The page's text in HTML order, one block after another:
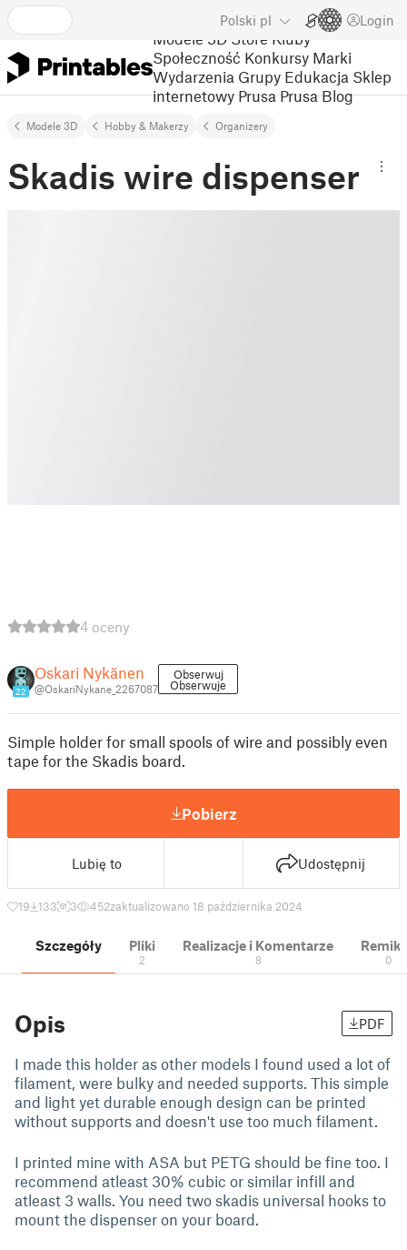
Polski pl Login
Modele 3D Store Kluby
Społeczność Konkursy Marki
Wydarzenia Grupy Edukacja Sklep
internetowy Prusa Prusa Blog
Modele 3D Hobby & Makerzy Organizery
Skadis wire dispenser
4 oceny
22
Oskari Nykänen
@OskariNykane_2267087
Obserwuj
Obserwuje
Simple holder for small spools of wire and possibly even
tape for the Skadis board.
Pobierz
Lubię to Udostępnij
19 133 3 452zaktualizowano 18 października 2024
Szczegóły Pliki
2
Realizacje i Komentarze
8 0
Opis PDF
I made this holder as other models I found used a lot of
filament, were bulky and needed supports. This simple
and light yet durable enough design can be printed
without supports and doesn't use too much filament.
I printed mine with ASA but PETG should be fine too. I
recommend atleast 30% cubic or similar infill and
atleast 3 walls. You need two skadis universal hooks to
mount the dispenser on your board.